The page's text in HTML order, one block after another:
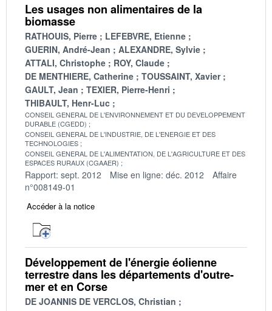
Les usages non alimentaires de la
biomasse
RATHOUIS, Pierre
LEFEBVRE, Etienne
GUERIN, André-Jean
ALEXANDRE, Sylvie
ATTALI, Christophe
ROY, Claude
DE MENTHIERE, Catherine
TOUSSAINT, Xavier
GAULT, Jean
TEXIER, Pierre-Henri
THIBAULT, Henr-Luc
CONSEIL GENERAL DE L'ENVIRONNEMENT ET DU DEVELOPPEMENT
DURABLE (CGEDD)
CONSEIL GENERAL DE L'INDUSTRIE, DE L'ENERGIE ET DES
TECHNOLOGIES
CONSEIL GENERAL DE L'ALIMENTATION, DE L'AGRICULTURE ET DES
ESPACES RURAUX (CGAAER)
Rapport: sept. 2012 Mise en ligne: déc. 2012
Affaire
n°008149-01
Accéder à la notice
Développement de l'énergie éolienne
terrestre dans les départements d'outre-
mer et en Corse
DE JOANNIS DE VERCLOS, Christian